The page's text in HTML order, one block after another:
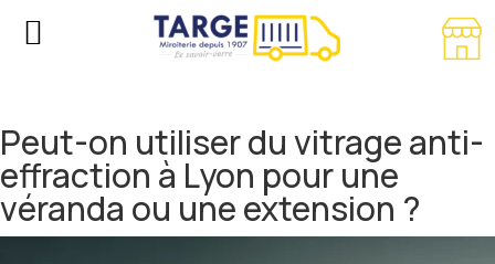
Peut-on utiliser du vitrage anti-
effraction à Lyon pour une
véranda ou une extension ?